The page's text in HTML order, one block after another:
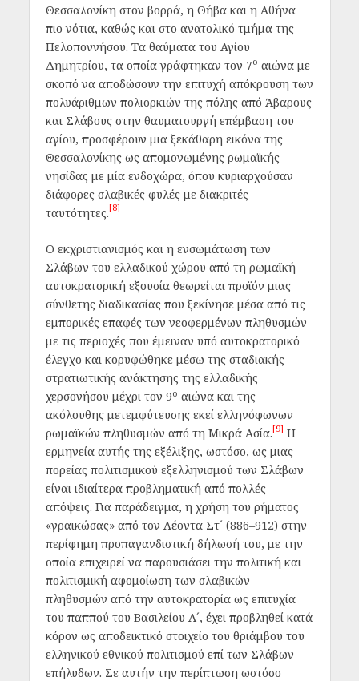
Θεσσαλονίκη στον βορρά, η Θήβα και η Αθήνα
πιο νότια, καθώς και στο ανατολικό τμήμα της
Πελοποννήσου. Τα θαύματα του Αγίου
Δημητρίου, τα οποία γράφτηκαν τον 7ο αιώνα με
σκοπό να αποδώσουν την επιτυχή απόκρουση των
πολυάριθμων πολιορκιών της πόλης από Άβαρους
και Σλάβους στην θαυματουργή επέμβαση του
αγίου, προσφέρουν μια ξεκάθαρη εικόνα της
Θεσσαλονίκης ως απομονωμένης ρωμαϊκής
νησίδας με μία ενδοχώρα, όπου κυριαρχούσαν
διάφορες σλαβικές φυλές με διακριτές
ταυτότητες.[8]
Ο εκχριστιανισμός και η ενσωμάτωση των
Σλάβων του ελλαδικού χώρου από τη ρωμαϊκή
αυτοκρατορική εξουσία θεωρείται προϊόν μιας
σύνθετης διαδικασίας που ξεκίνησε μέσα από τις
εμπορικές επαφές των νεοφερμένων πληθυσμών
με τις περιοχές που έμειναν υπό αυτοκρατορικό
έλεγχο και κορυφώθηκε μέσω της σταδιακής
στρατιωτικής ανάκτησης της ελλαδικής
χερσονήσου μέχρι τον 9ο αιώνα και της
ακόλουθης μετεμφύτευσης εκεί ελληνόφωνων
ρωμαϊκών πληθυσμών από τη Μικρά Ασία.[9] Η
ερμηνεία αυτής της εξέλιξης, ωστόσο, ως μιας
πορείας πολιτισμικού εξελληνισμού των Σλάβων
είναι ιδιαίτερα προβληματική από πολλές
απόψεις. Για παράδειγμα, η χρήση του ρήματος
«γραικώσας» από τον Λέοντα Στ´ (886–912) στην
περίφημη προπαγανδιστική δήλωσή του, με την
οποία επιχειρεί να παρουσιάσει την πολιτική και
πολιτισμική αφομοίωση των σλαβικών
πληθυσμών από την αυτοκρατορία ως επιτυχία
του παππού του Βασιλείου Α´, έχει προβληθεί κατά
κόρον ως αποδεικτικό στοιχείο του θριάμβου του
ελληνικού εθνικού πολιτισμού επί των Σλάβων
επήλυδων. Σε αυτήν την περίπτωση ωστόσο